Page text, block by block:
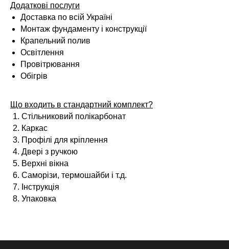
Додаткові послуги
Доставка по всій Україні
Монтаж фундаменту і конструкції
Крапельний полив
Освітлення
Провітрювання
Обігрів
Що входить в стандартний комплект?
Стільниковий полікарбонат
Каркас
Профілі для кріплення
Двері з ручкою
Верхні вікна
Саморізи, термошайби і т.д.
Інструкція
Упаковка